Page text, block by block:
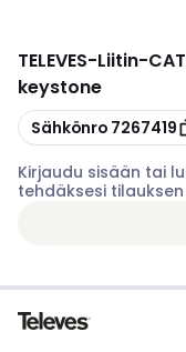
TELEVES-Liitin-
keystone
Kopioi
Sähkönro 7267419
Kirjaudu sisään tai
tehdäksesi tilauksen